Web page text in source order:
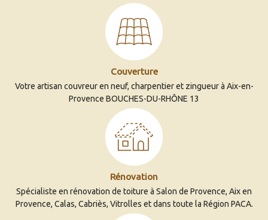
Couverture
Votre artisan couvreur en neuf, charpentier et zingueur à Aix-en-
Provence BOUCHES-DU-RHÔNE 13
Rénovation
Spécialiste en rénovation de toiture à Salon de Provence, Aix en
Provence, Calas, Cabriès, Vitrolles et dans toute la Région PACA.